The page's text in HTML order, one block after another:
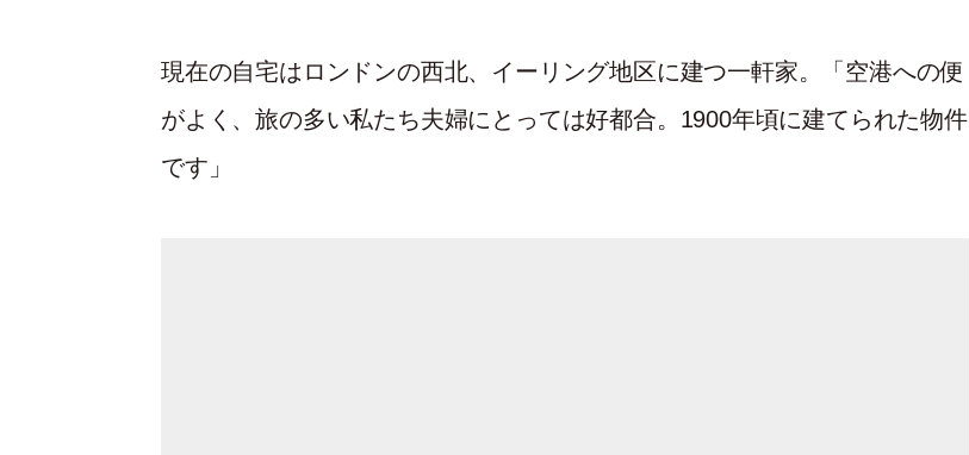
現在の自宅はロンドンの西北、イーリング地区に建つ一軒家。「空港への便
がよく、旅の多い私たち夫婦にとっては好都合。1900年頃に建てられた物件
です」